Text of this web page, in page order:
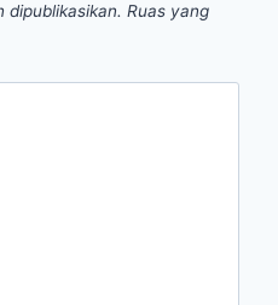
dipublikasikan. Ruas yang